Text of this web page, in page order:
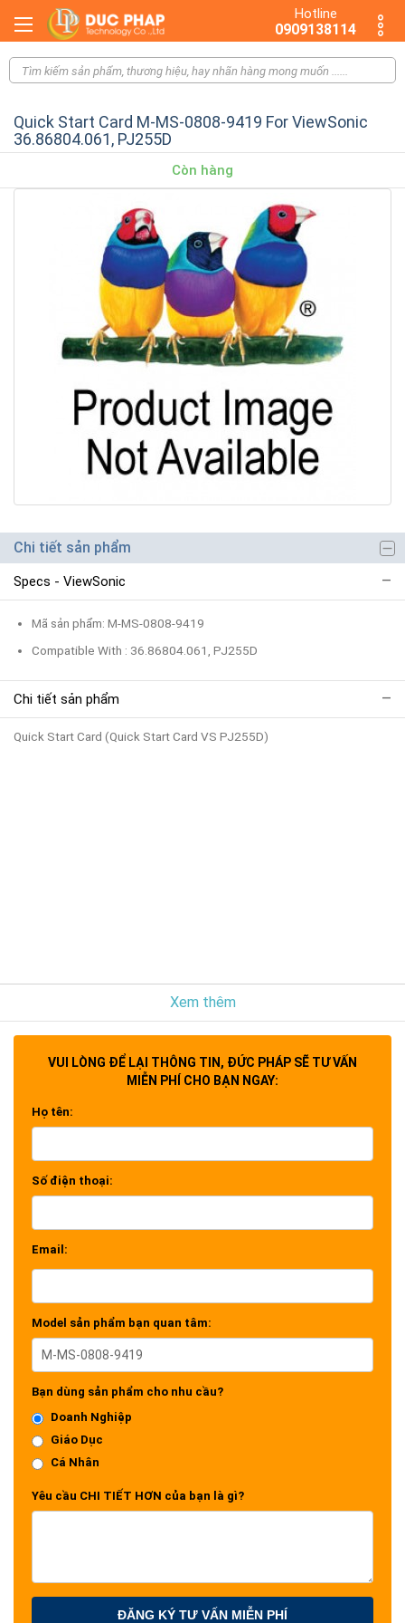
Hotline
0909138114
Quick Start Card M-MS-0808-9419 For ViewSonic
36.86804.061, PJ255D
Còn hàng
Chi tiết sản phẩm
Specs - ViewSonic
Mã sản phẩm: M-MS-0808-9419
Compatible With : 36.86804.061, PJ255D
Chi tiết sản phẩm
Quick Start Card (Quick Start Card VS PJ255D)
Xem thêm
VUI LÒNG ĐỂ LẠI THÔNG TIN, ĐỨC PHÁP SẼ TƯ VẤN
MIỄN PHÍ CHO BẠN NGAY:
Họ tên:
Số điện thoại:
Email:
Model sản phẩm bạn quan tâm:
Bạn dùng sản phẩm cho nhu cầu?
Doanh Nghiệp
Giáo Dục
Cá Nhân
Yêu cầu CHI TIẾT HƠN của bạn là gì?
ĐĂNG KÝ TƯ VẤN MIỄN PHÍ